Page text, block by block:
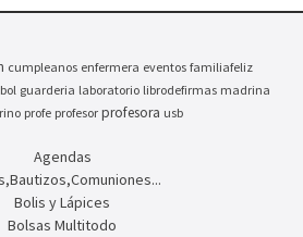
cumpleanos enfermera eventos familiafeliz
guarderia laboratorio librodefirmas madrina
profe profesor profesora usb
Agendas
Bolis y Lápices
Bolsas Multitodo